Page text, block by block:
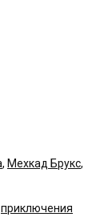
, Мехкад Брукс,
приключения